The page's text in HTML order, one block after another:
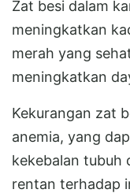
Zat besi dalam
meningkatkan
merah yang
meningkatkan
Kekurangan zat
anemia, yang
kekebalan tubuh
rentan terhadap